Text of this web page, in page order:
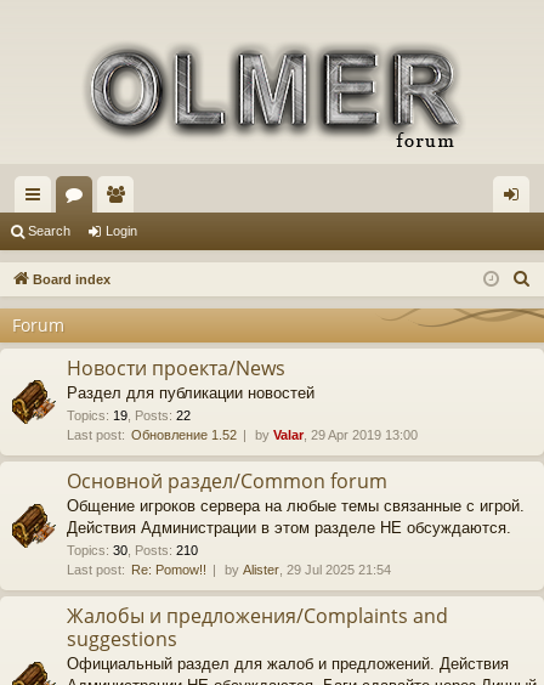
ui
ck
ks
or
u
s
e
m
rs
in
Search Login
Board index
Forum
Новости проекта/News
Раздел для публикации новостей
Topics: 19 Posts: 22
Last post: Обновление 1.52 by Valar, 29 Apr 2019 13:00
Основной раздел/Common forum
Общение игроков сервера на любые темы связанные с игрой.
Действия Администрации в этом разделе НЕ обсуждаются.
Topics: 30 Posts: 210
Last post: Re: Pomow!! by Alister , 29 Jul 2025 21:54
Жалобы и предложения/Complaints and
suggestions
Официальный раздел для жалоб и предложений. Действия